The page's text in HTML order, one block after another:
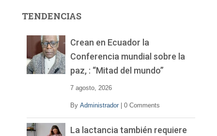
d
TENDENCIAS
Crean en Ecuador la
Conferencia mundial sobre la
paz, : “Mitad del mundo”
7 agosto, 2026
By Administrador 0 Comments
La lactancia también requiere